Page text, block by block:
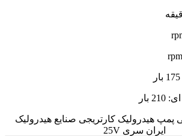
بار
هیدرولیک کارتریجی صنایع هیدرولیک
ایران سری 25V